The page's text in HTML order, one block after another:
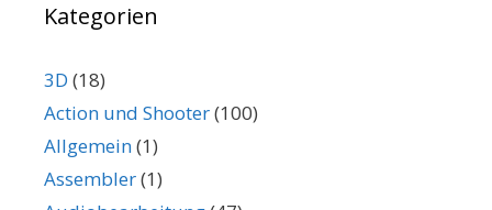
Kategorien
3D (18)
Action und Shooter(100)
Allgemein(1)
Assembler(1)